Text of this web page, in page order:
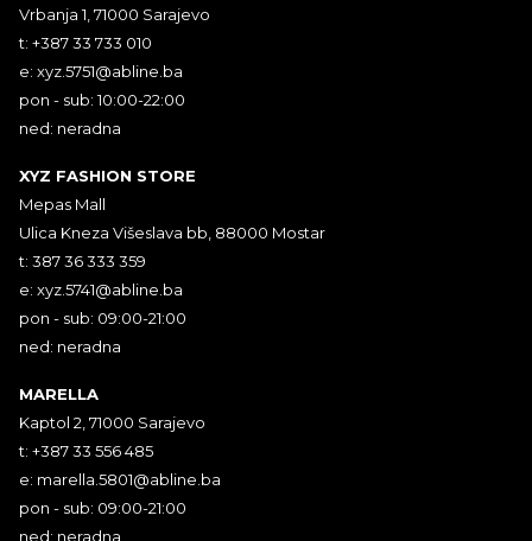
Vrbanja 1, 71000 Sarajevo
t: +387 33 733 010
e: xyz.5751@abline.ba
pon - sub: 10:00-22:00
ned: neradna
XYZ FASHION STORE
Mepas Mall
Ulica Kneza Višeslava bb, 88000 Mostar
t: 387 36 333 359
e: xyz.5741@abline.ba
pon - sub: 09:00-21:00
ned: neradna
MARELLA
Kaptol 2, 71000 Sarajevo
t: +387 33 556 485
e: marella.5801@abline.ba
pon - sub: 09:00-21:00
ned: neradna